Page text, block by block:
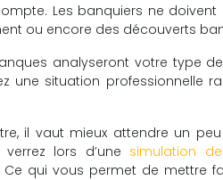
Les banquiers ne
ou encore des découverts
analyseront votre type
une situation professionnelle
il vaut mieux attendre un
lors d’une simulation
qui vous permet de mettre